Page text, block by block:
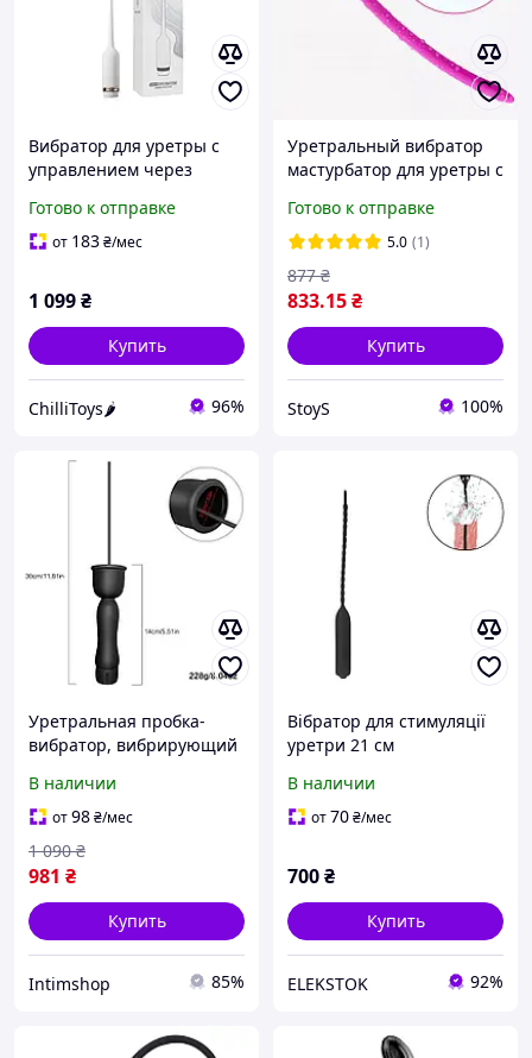
Вибратор для уретры с
управлением через
Horse's Eye White
Готово к отправке
от 183₴/мес
1 099₴
Купить
ChilliToys🌶️ 96%
Уретральный вибратор
мастурбатор для уретры с
катетер для мужчин для
стимуляции
Готово к отправке
5.0 (1)
833.15₴
877 ₴
Купить
StoyS 100%
Уретральная пробка-
вибратор, вибрирующий
пениса, устройство для
расширения уретры
В наличии
от98₴/мес
981 ₴
1 090 ₴
Купить
Intimshop 85%
Вібратор для стимуляції
уретри 21 см
В наличии
от70₴/мес
700₴
Купить
ELEKSTOK 92%